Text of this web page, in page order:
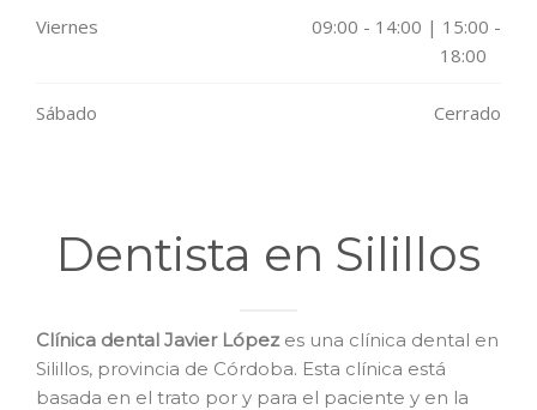
Viernes
09:00 - 14:00 | 15:00 -
18:00
Sábado Cerrado
Dentista en Silillos
Clínica dental Javier Lópezes una clínica dental en
Silillos, provincia de Córdoba. Esta clínica está
basada en el trato por y para el paciente y en la